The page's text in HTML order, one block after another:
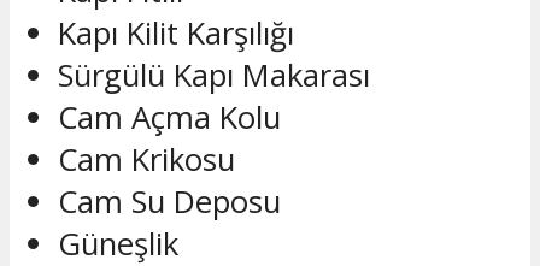
Kapı Kilit Karşılığı
Sürgülü Kapı Makarası
Cam Açma Kolu
Cam Krikosu
Cam Su Deposu
Güneşlik